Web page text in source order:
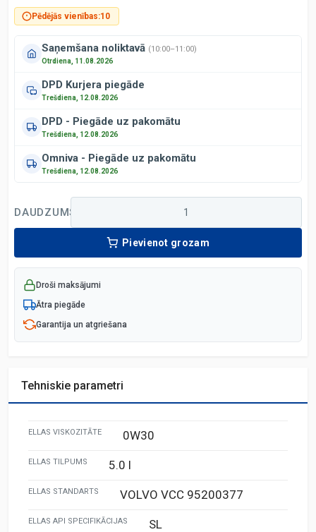
Pēdējās vienības:10
Saņemšana noliktavā (10:00–11:00)
Otrdiena, 11.08.2026
DPD Kurjera piegāde
Trešdiena, 12.08.2026
DPD - Piegāde uz pakomātu
Trešdiena, 12.08.2026
Omniva - Piegāde uz pakomātu
Trešdiena, 12.08.2026
DAUDZUMS
Pievienot grozam
Droši maksājumi
Ātra piegāde
Garantija un atgriešana
Tehniskie parametri
ELLAS VISKOZITĀTE 0W30
ELLAS TILPUMS 5.0 l
ELLAS STANDARTS VOLVO VCC 95200377
ELLAS API SPECIFIKĀCIJAS SL